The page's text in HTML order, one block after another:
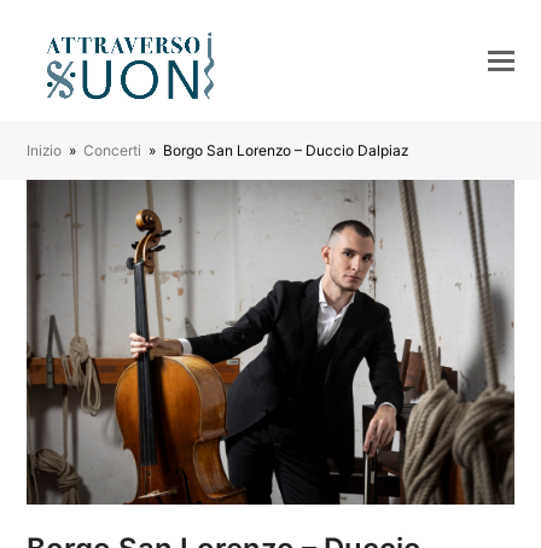
Inizio » Concerti » Borgo San Lorenzo – Duccio Dalpiaz